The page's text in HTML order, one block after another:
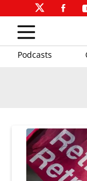
Podcasts